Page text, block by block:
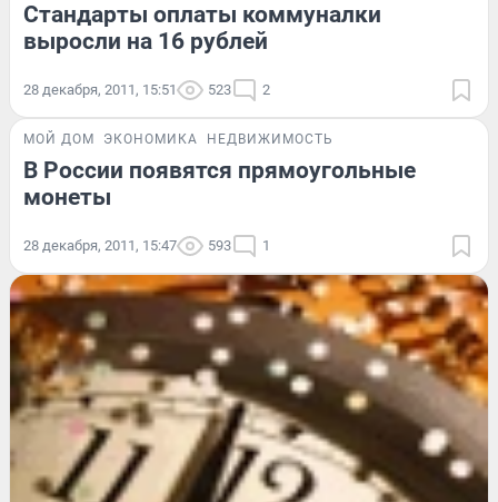
Стандарты оплаты коммуналки
выросли на 16 рублей
28 декабря, 2011, 15:51 523 2
МОЙ ДОМ ЭКОНОМИКА НЕДВИЖИМОСТЬ
В России появятся прямоугольные
монеты
28 декабря, 2011, 15:47 593 1